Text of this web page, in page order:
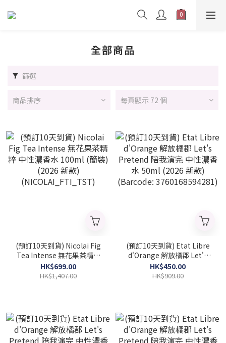
全部商品
篩選
商品排序 每頁顯示 72 個
(預訂10天到貨) Nicolai Fig
Tea Intense 無花果茶精粹
中性濃香水 100ml (簡裝)
(2026 新款)
HK$699.00
HK$1,407.00
(預訂10天到貨) Etat Libre
d'Orange 解放橘郡 Let's
Pretend 陪我演完 中性濃香
水 50ml (2026 新款)
HK$450.00
HK$909.00